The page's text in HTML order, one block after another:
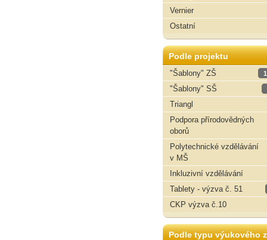
Vernier
Ostatní
Podle projektu
"Šablony" ZŠ
"Šablony" SŠ
Triangl
Podpora přírodovědných
oborů
Polytechnické vzdělávání
v MŠ
Inkluzivní vzdělávání
Tablety - výzva č. 51
CKP výzva č.10
Podle typu výukového